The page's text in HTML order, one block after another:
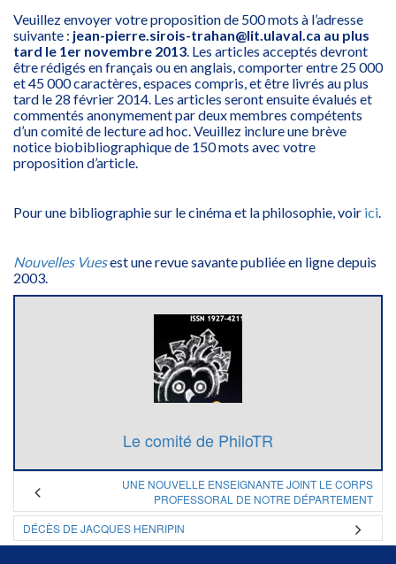
Veuillez envoyer votre proposition de 500 mots à l’adresse
suivante : jean-pierre.sirois-trahan@lit.ulaval.ca au plus
tard le 1er novembre 2013. Les articles acceptés devront
être rédigés en français ou en anglais, comporter entre 25 000
et 45 000 caractères, espaces compris, et être livrés au plus
tard le 28 février 2014. Les articles seront ensuite évalués et
commentés anonymement par deux membres compétents
d’un comité de lecture ad hoc. Veuillez inclure une brève
notice biobibliographique de 150 mots avec votre
proposition d’article.
Pour une bibliographie sur le cinéma et la philosophie, voir ici.
Nouvelles Vuesest une revue savante publiée en ligne depuis
2003.
Le comité de PhiloTR
UNE NOUVELLE ENSEIGNANTE JOINT LE CORPS
PROFESSORAL DE NOTRE DÉPARTEMENT
DÉCÈS DE JACQUES HENRIPIN